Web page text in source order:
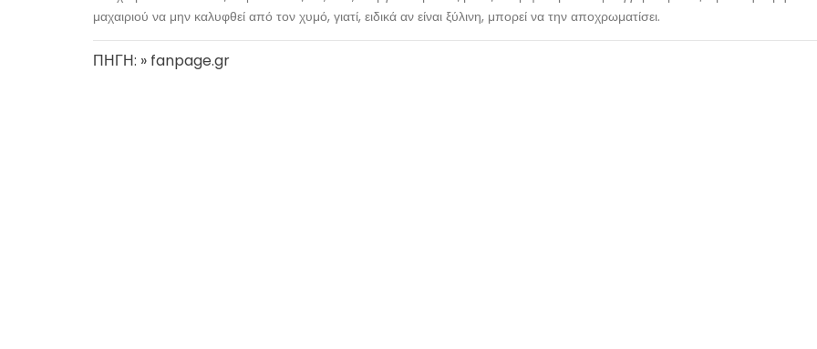
μαχαιριού να μην καλυφθεί από τον χυμό, γιατί, ειδικά αν είναι ξύλινη, μπορεί να την αποχρωματίσει.
ΠΗΓΗ: » fanpage.gr